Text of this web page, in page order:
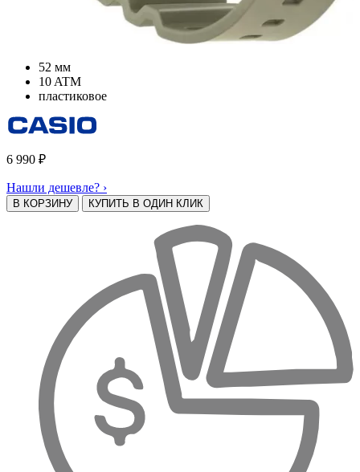
52 мм
10 ATM
пластиковое
6 990 ₽
Нашли дешевле? ›
В КОРЗИНУ КУПИТЬ В ОДИН КЛИК